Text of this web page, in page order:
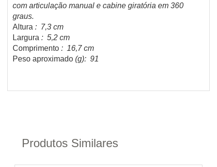
com articulação manual e cabine giratória em 360
graus.
Altura : 7,3 cm
Largura : 5,2 cm
Comprimento : 16,7 cm
Peso aproximado (g): 91
Produtos Similares